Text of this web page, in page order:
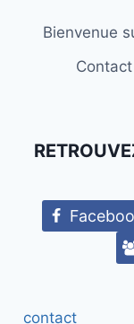
Bienvenue
Contact
contact